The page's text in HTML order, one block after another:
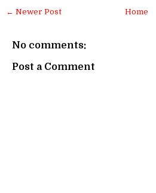
← Newer Post Home
No comments:
Post a Comment